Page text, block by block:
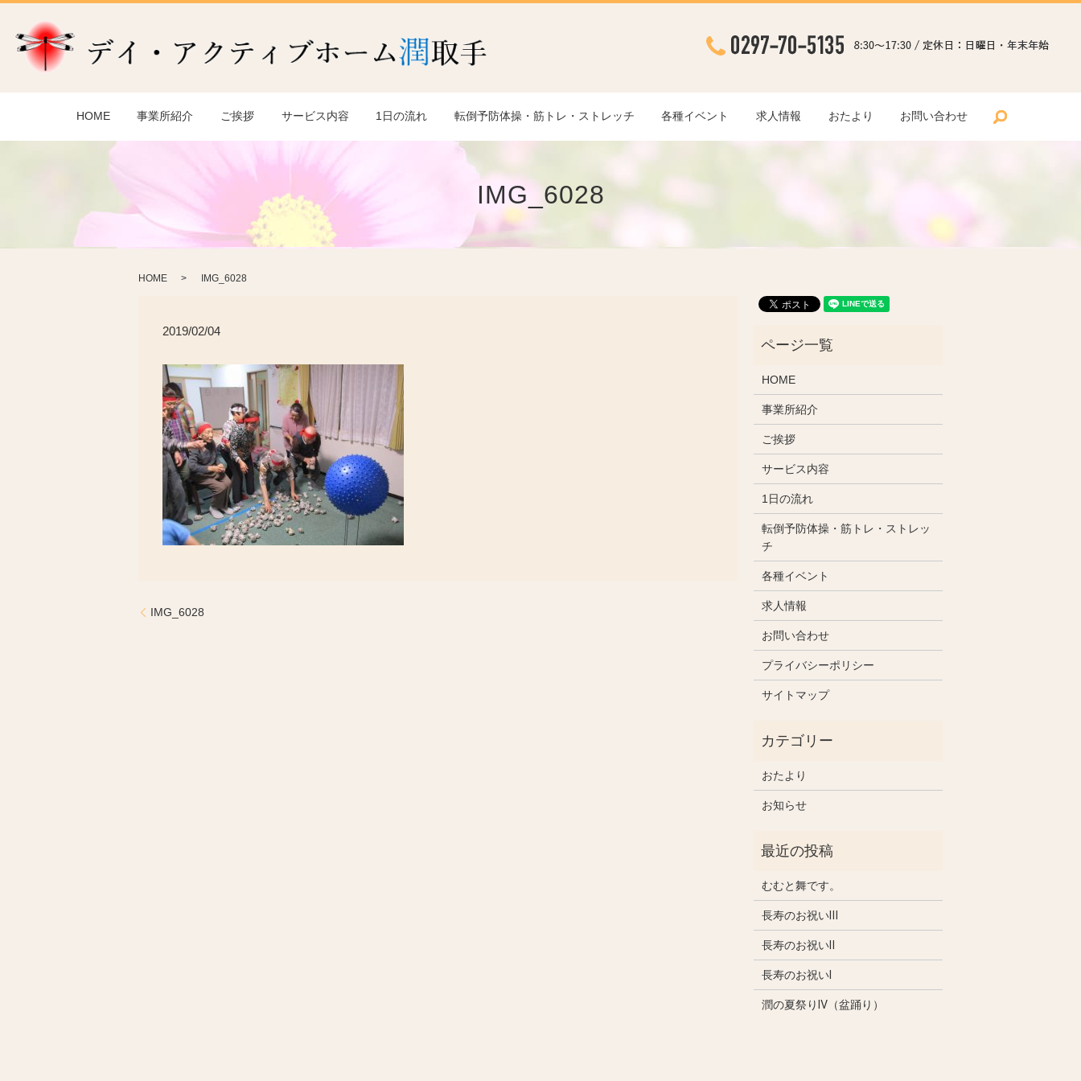
HOME 事業所紹介 ご挨拶 サービス内容 1日の流れ 転倒予防体操・筋トレ・ストレッチ 各種イベント 求人情報 おたより お問い合わせ search
IMG_6028
HOME IMG_6028
2019/02/04
IMG_6028
HOME
事業所紹介
ご挨拶
サービス内容
1日の流れ
転倒予防体操・筋トレ・ストレッ
チ
各種イベント
求人情報
お問い合わせ
プライバシーポリシー
サイトマップ
おたより
お知らせ
むむと舞です。
長寿のお祝いⅢ
長寿のお祝いⅡ
長寿のお祝いⅠ
潤の夏祭りⅣ（盆踊り）